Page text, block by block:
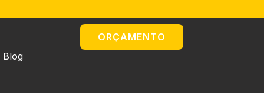
Blog
ORÇAMENTO